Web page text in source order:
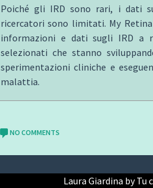
Poiché gli IRD sono rari, i dati
ricercatori sono limitati. My
informazioni e dati sugli IRD a
selezionati che stanno
sperimentazioni cliniche e
malattia.
NO COMMENTS
Laura Giardina by